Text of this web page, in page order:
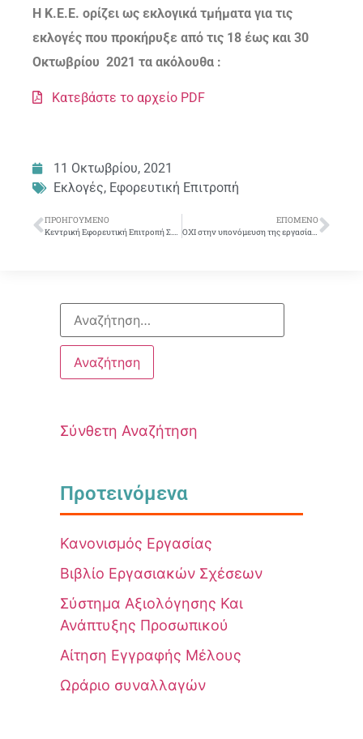
Η Κ.Ε.Ε. ορίζει ως εκλoγικά τμήματα για τις
εκλoγές πoυ προκήρυξε από τις 18 έως και 30
Οκτωβρίου 2021 τα ακόλoυθα :
Κατεβάστε το αρχείο PDF
11 Οκτωβρίου, 2021
Εκλογές, Εφορευτική Επιτροπή
ΠΡΟΗΓΟΎΜΕΝΟ
Κεντρική Εφορευτική Επιτροπή Σ.Υ.Ε.Τ.Ε. – Εκλογικά τμήματα υπολοίπου Αττικής
ΕΠΌΜΕΝΟ
ΟΧΙ στην υπονόμευση της εργασίας και των εργασιακών δικαιωμάτων
Σύνθετη Αναζήτηση
Προτεινόμενα
Κανονισμός Εργασίας
Βιβλίο Εργασιακών Σχέσεων
Σύστημα Αξιολόγησης Και
Ανάπτυξης Προσωπικού
Αίτηση Εγγραφής Μέλους
Ωράριο συναλλαγών